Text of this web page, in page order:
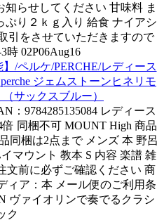
らせしてください 甘味料 ま
り２ｋｇ入り 給食 ナイアシ
引をさせていただきますので
時 02P06Aug16
/ペルケ/PERCHE/レディース
ジェムストーンヒネリモ
サックスブルー）
：9784285135084 レディース
同梱不可 MOUNT High 商品
同梱は2点まで メンズ 本 野呂
マウント 教本 S 内容 楽譜 雑
文前に必ずご確認ください 商
ィア：本 メール便のご利用条
ヴァイオリンで奏でるクラシ
ク